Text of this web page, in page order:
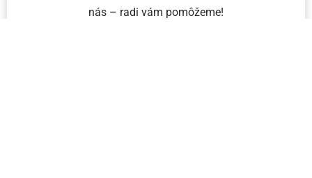
nás – radi vám pomôžeme!